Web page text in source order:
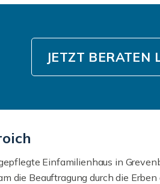
JETZT BERATEN
Einfamilienhaus in
die Beauftragung durch die Erben